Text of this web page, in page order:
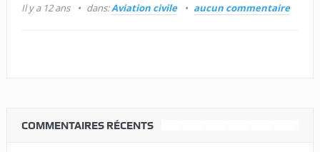
Il y a 12 ans dans:Aviation civile aucun commentaire
COMMENTAIRES RÉCENTS